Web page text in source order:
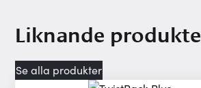
Liknande
Se alla produkter